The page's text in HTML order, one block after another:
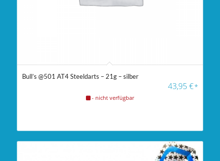
Bull’s @501 AT4 Steeldarts – 21g – silber
43,95€*
- nicht verfügbar